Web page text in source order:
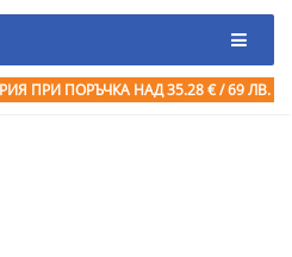
ПРИ ПОРЪЧКА НАД 35.28 € / 69 ЛВ.